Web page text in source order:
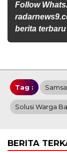
Follow
berita
Tag :
Solusi Warga
BERITA